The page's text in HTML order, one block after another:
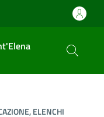
ELENCHI